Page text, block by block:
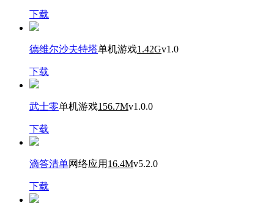
下载
德维尔沙夫特塔单机游戏1.42Gv1.0
下载
武士零单机游戏156.7Mv1.0.0
下载
滴答清单网络应用 16.4Mv5.2.0
下载